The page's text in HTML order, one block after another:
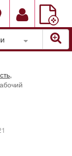
Добавить
вакансию